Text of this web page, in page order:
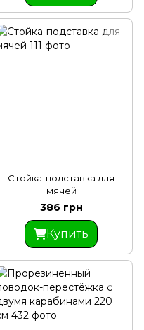
Стойка-подставка для
мячей
386 грн
Купить